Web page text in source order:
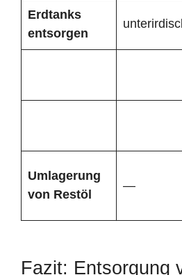
Erdtanks
entsorgen
Umlagerung
von Restöl
—
Fazit: Entsorgung